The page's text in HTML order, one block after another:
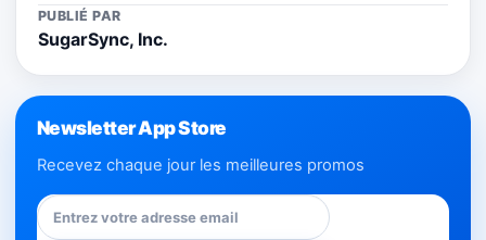
PUBLIÉ PAR
SugarSync, Inc.
Newsletter App Store
Recevez chaque jour les meilleures promos